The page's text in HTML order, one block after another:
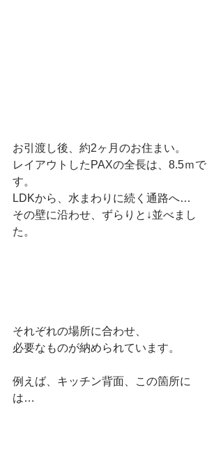
お引渡し後、約2ヶ月のお住まい。
レイアウトしたPAXの全長は、8.5ｍで
す。
LDKから、水まわりに続く通路へ…
その壁に沿わせ、ずらりと↓並べまし
た。
それぞれの場所に合わせ、
必要なものが納められています。
例えば、キッチン背面、この箇所に
は…